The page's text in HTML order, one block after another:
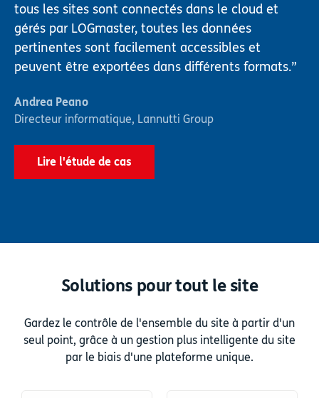
tous les sites sont connectés dans le cloud et
gérés par LOGmaster, toutes les données
pertinentes sont facilement accessibles et
peuvent être exportées dans différents formats.
Andrea Peano
Directeur informatique, Lannutti Group
Lire l'étude de cas
Solutions pour tout le site
Gardez le contrôle de l'ensemble du site à partir d'un
seul point, grâce à un gestion plus intelligente du site
par le biais d'une plateforme unique.